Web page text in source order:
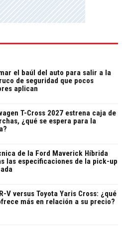
el baúl del auto para salir a la
de seguridad que pocos
aplican
T-Cross 2027 estrena caja de
¿qué se espera para la
de la Ford Maverick Híbrida
las especificaciones de la pick-up
V versus Toyota Yaris Cross: ¿qué
más en relación a su precio?